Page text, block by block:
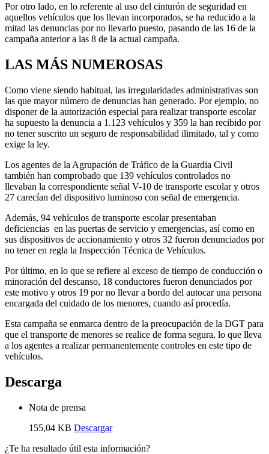
Por otro lado, en lo referente al uso del cinturón de seguridad en
aquellos vehículos que los llevan incorporados, se ha reducido a la
mitad las denuncias por no llevarlo puesto, pasando de las 16 de la
campaña anterior a las 8 de la actual campaña.
LAS MÁS NUMEROSAS
Como viene siendo habitual, las irregularidades administrativas son
las que mayor número de denuncias han generado. Por ejemplo, no
disponer de la autorización especial para realizar transporte escolar
ha supuesto la denuncia a 1.123 vehículos y 359 la han recibido por
no tener suscrito un seguro de responsabilidad ilimitado, tal y como
exige la ley.
Los agentes de la Agrupación de Tráfico de la Guardia Civil
también han comprobado que 139 vehículos controlados no
llevaban la correspondiente señal V-10 de transporte escolar y otros
27 carecían del dispositivo luminoso con señal de emergencia.
Además, 94 vehículos de transporte escolar presentaban
deficiencias en las puertas de servicio y emergencias, así como en
sus dispositivos de accionamiento y otros 32 fueron denunciados por
no tener en regla la Inspección Técnica de Vehículos.
Por último, en lo que se refiere al exceso de tiempo de conducción o
minoración del descanso, 18 conductores fueron denunciados por
este motivo y otros 19 por no llevar a bordo del autocar una persona
encargada del cuidado de los menores, cuando así procedía.
Esta campaña se enmarca dentro de la preocupación de la DGT para
que el transporte de menores se realice de forma segura, lo que lleva
a los agentes a realizar permanentemente controles en este tipo de
vehículos.
Descarga
Nota de prensa
155,04 KB Descargar
¿Te ha resultado útil esta información?